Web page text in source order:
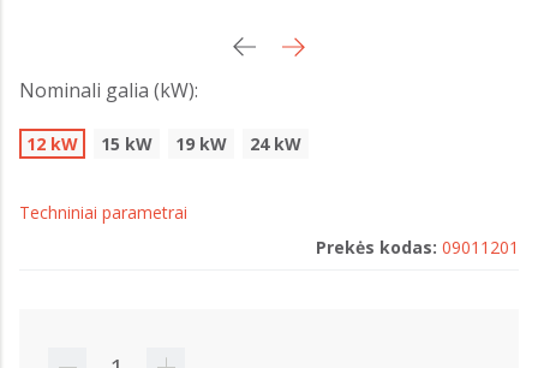
Nominali galia (kW):
12 kW 15 kW 19 kW 24 kW
Techniniai parametrai
Prekės kodas: 09011201